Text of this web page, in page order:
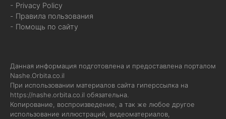
- Privacy Policy
- Правила пользования
- Помощь по сайту
Данная информация подготовлена и предоставлена порталом
Nashe.Orbita.co.il
При использовании материалов сайта гиперссылка на
https://nashe.orbita.co.il обязательна.
Копирование, воспроизведение, а так же любое другое
использование иллюстраций, видеоматериалов,